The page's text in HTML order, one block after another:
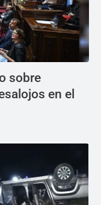
sobre
en el